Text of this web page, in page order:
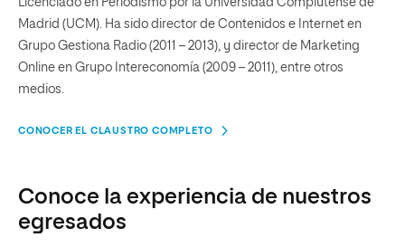
Madrid (UCM). Ha sido director de Contenidos e Internet en
Grupo Gestiona Radio (2011 – 2013), y director de Marketing
Online en Grupo Intereconomía (2009 – 2011), entre otros
medios.
CONOCER EL CLAUSTRO COMPLETO
Conoce la experiencia de nuestros
egresados